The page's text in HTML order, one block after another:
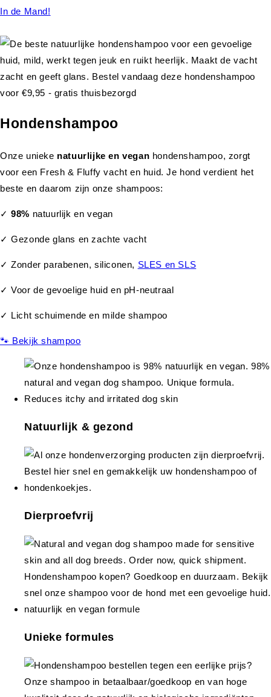
In de Mand!
Hondenshampoo
Onze unieke natuurlijke en vegan hondenshampoo, zorgt
voor een Fresh & Fluffy vacht en huid. Je hond verdient het
beste en daarom zijn onze shampoos:
✓98% natuurlijk en vegan
✓ Gezonde glans en zachte vacht
✓ Zonder parabenen, siliconen, SLES en SLS
✓ Voor de gevoelige huid en pH-neutraal
✓ Licht schuimende en milde shampoo
🐾 Bekijk shampoo
Natuurlijk & gezond
Dierproefvrij
Unieke formules